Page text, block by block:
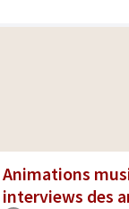
Animations
interviews des